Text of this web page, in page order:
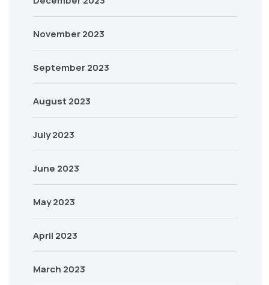
November 2023
September 2023
August 2023
July 2023
June 2023
May 2023
April 2023
March 2023